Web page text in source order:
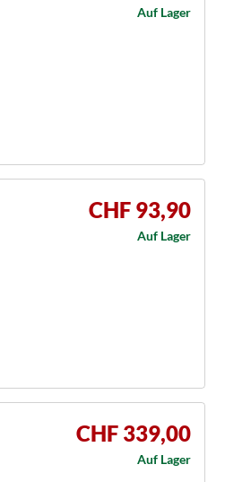
Auf Lager
CHF 93,90
Auf Lager
CHF 339,00
Auf Lager